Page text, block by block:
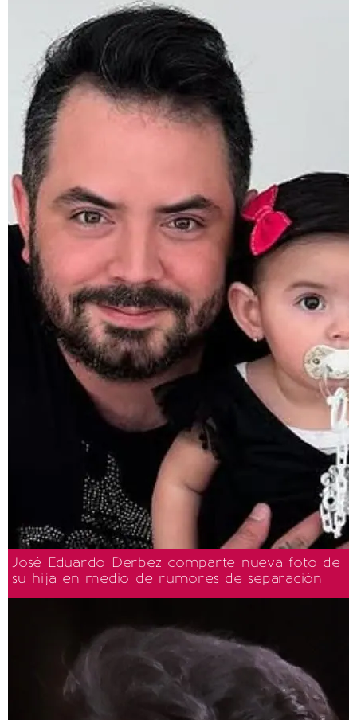
José Eduardo Derbez comparte nueva foto de
su hija en medio de rumores de separación